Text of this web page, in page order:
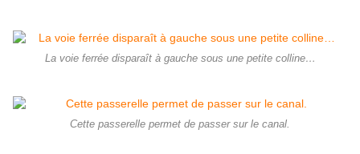
La voie ferrée disparaît à gauche sous une petite colline…
Cette passerelle permet de passer sur le canal.